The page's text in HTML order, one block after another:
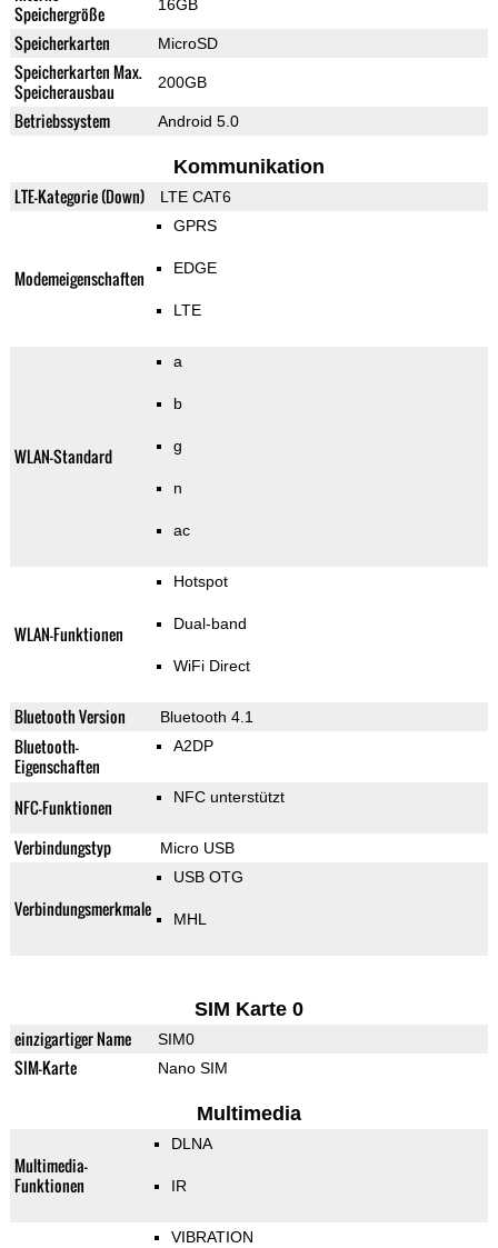
Speichergröße
16GB
Speicherkarten MicroSD
Speicherkarten Max.
Speicherausbau
200GB
Betriebssystem Android 5.0
Kommunikation
LTE-Kategorie (Down) LTE CAT6
Modemeigenschaften
GPRS
EDGE
LTE
WLAN-Standard
a
b
g
n
ac
WLAN-Funktionen
Hotspot
Dual-band
WiFi Direct
Bluetooth Version Bluetooth 4.1
Bluetooth-
Eigenschaften
A2DP
NFC-Funktionen NFC unterstützt
Verbindungstyp Micro USB
Verbindungsmerkmale
USB OTG
MHL
SIM Karte 0
einzigartiger Name SIM0
SIM-Karte Nano SIM
Multimedia
Multimedia-
Funktionen
DLNA
IR
VIBRATION